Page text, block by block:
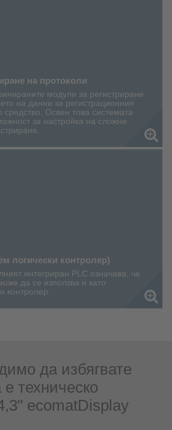
да избягвате
е техническо
ecomatDisplay